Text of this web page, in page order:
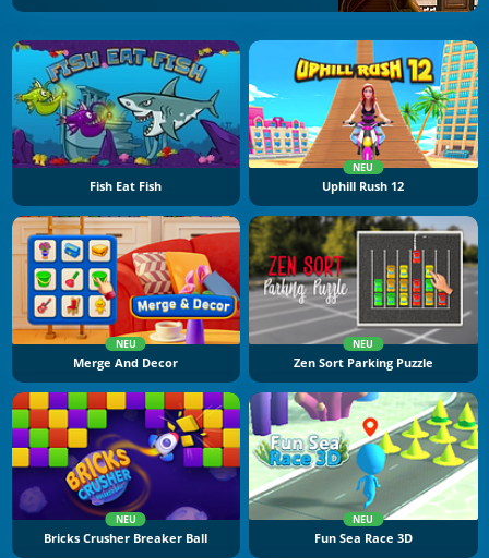
Fish Eat Fish
NEU
Uphill Rush 12
NEU
Merge And Decor
NEU
Zen Sort Parking Puzzle
NEU
Bricks Crusher Breaker Ball
NEU
Fun Sea Race 3D